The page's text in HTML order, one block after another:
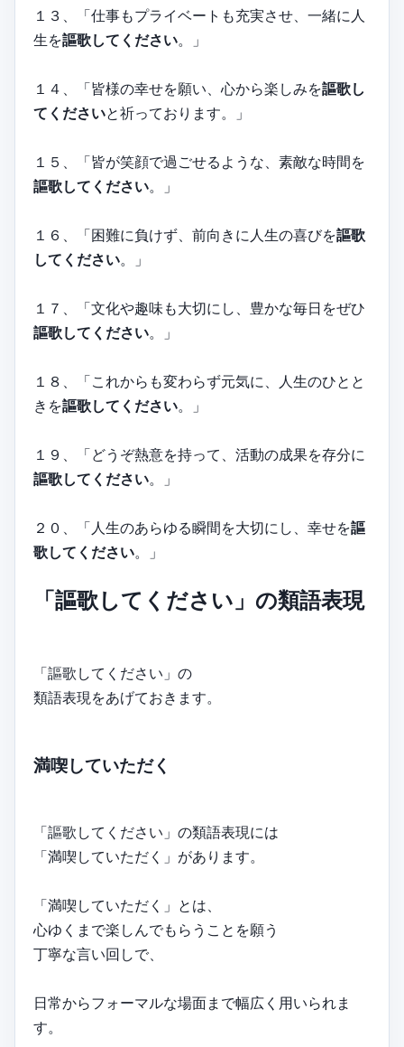
１３、「仕事もプライベートも充実させ、一緒に人
生を謳歌してください。」
１４、「皆様の幸せを願い、心から楽しみを謳歌し
てくださいと祈っております。」
１５、「皆が笑顔で過ごせるような、素敵な時間を
謳歌してください。」
１６、「困難に負けず、前向きに人生の喜びを謳歌
してください。」
１７、「文化や趣味も大切にし、豊かな毎日をぜひ
謳歌してください。」
１８、「これからも変わらず元気に、人生のひとと
きを謳歌してください。」
１９、「どうぞ熱意を持って、活動の成果を存分に
謳歌してください。」
２０、「人生のあらゆる瞬間を大切にし、幸せを謳
歌してください。」
「謳歌してください」の類語表現
「謳歌してください」の
類語表現をあげておきます。
満喫していただく
「謳歌してください」の類語表現には
「満喫していただく」があります。
「満喫していただく」とは、
心ゆくまで楽しんでもらうことを願う
丁寧な言い回しで、
日常からフォーマルな場面まで幅広く用いられま
す。